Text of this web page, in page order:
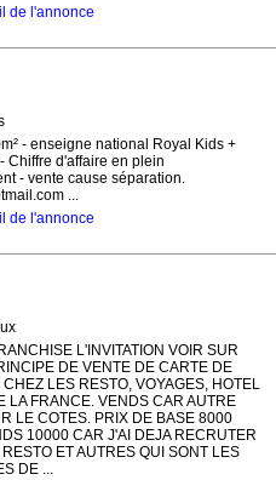
de l'annonce
- enseigne national Royal Kids +
Chiffre d'affaire en plein
- vente cause séparation.
...
de l'annonce
L'INVITATION VOIR SUR
DE VENTE DE CARTE DE
LES RESTO, VOYAGES, HOTEL
LA FRANCE. VENDS CAR AUTRE
LE COTES. PRIX DE BASE 8000
10000 CAR J'AI DEJA RECRUTER
ET AUTRES QUI SONT LES
DE ...